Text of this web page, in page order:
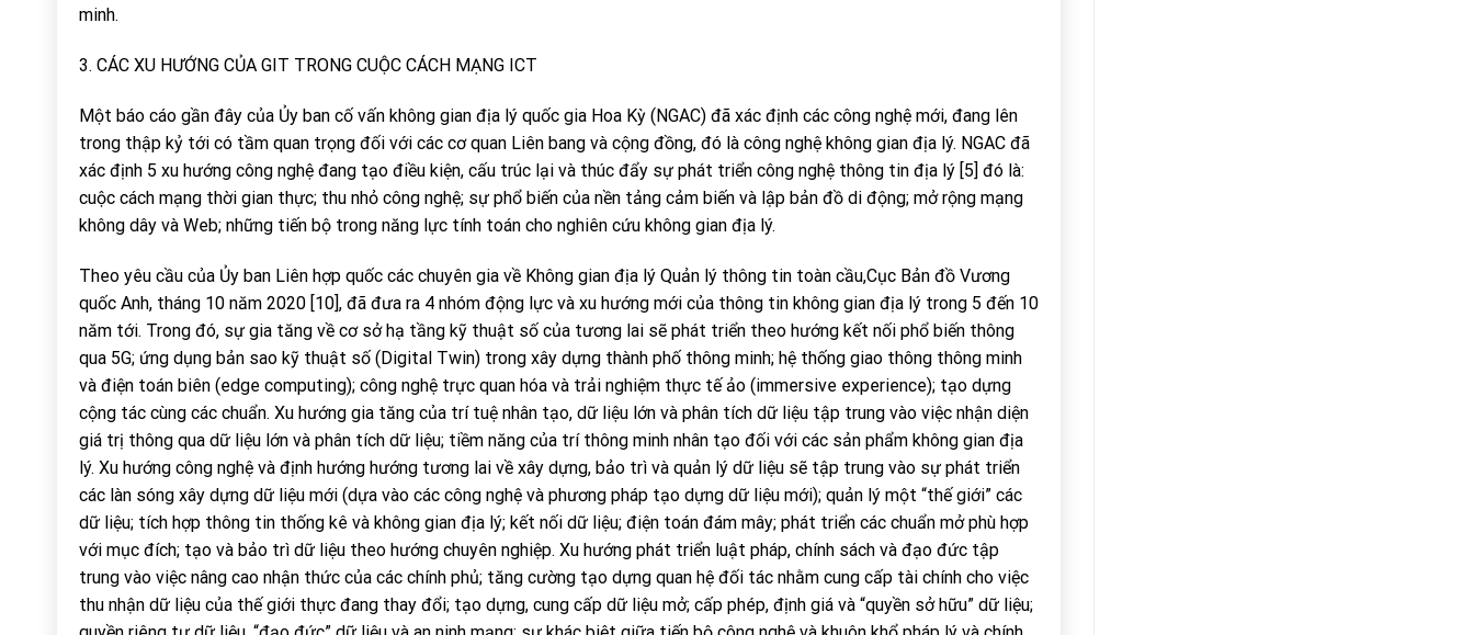
minh.
3. CÁC XU HƯỚNG CỦA GIT TRONG CUỘC CÁCH MẠNG ICT
Một báo cáo gần đây của Ủy ban cố vấn không gian địa lý quốc gia Hoa Kỳ (NGAC) đã xác định các công nghệ mới, đang lên
trong thập kỷ tới có tầm quan trọng đối với các cơ quan Liên bang và cộng đồng, đó là công nghệ không gian địa lý. NGAC đã
xác định 5 xu hướng công nghệ đang tạo điều kiện, cấu trúc lại và thúc đẩy sự phát triển công nghệ thông tin địa lý [5] đó là:
cuộc cách mạng thời gian thực; thu nhỏ công nghệ; sự phổ biến của nền tảng cảm biến và lập bản đồ di động; mở rộng mạng
không dây và Web; những tiến bộ trong năng lực tính toán cho nghiên cứu không gian địa lý.
Theo yêu cầu của Ủy ban Liên hợp quốc các chuyên gia về Không gian địa lý Quản lý thông tin toàn cầu,Cục Bản đồ Vương
quốc Anh, tháng 10 năm 2020 [10], đã đưa ra 4 nhóm động lực và xu hướng mới của thông tin không gian địa lý trong 5 đến 10
năm tới. Trong đó, sự gia tăng về cơ sở hạ tầng kỹ thuật số của tương lai sẽ phát triển theo hướng kết nối phổ biến thông
qua 5G; ứng dụng bản sao kỹ thuật số (Digital Twin) trong xây dựng thành phố thông minh; hệ thống giao thông thông minh
và điện toán biên (edge computing); công nghệ trực quan hóa và trải nghiệm thực tế ảo (immersive experience); tạo dựng
cộng tác cùng các chuẩn. Xu hướng gia tăng của trí tuệ nhân tạo, dữ liệu lớn và phân tích dữ liệu tập trung vào việc nhận diện
giá trị thông qua dữ liệu lớn và phân tích dữ liệu; tiềm năng của trí thông minh nhân tạo đối với các sản phẩm không gian địa
lý. Xu hướng công nghệ và định hướng hướng tương lai về xây dựng, bảo trì và quản lý dữ liệu sẽ tập trung vào sự phát triển
các làn sóng xây dựng dữ liệu mới (dựa vào các công nghệ và phương pháp tạo dựng dữ liệu mới); quản lý một “thế giới” các
dữ liệu; tích hợp thông tin thống kê và không gian địa lý; kết nối dữ liệu; điện toán đám mây; phát triển các chuẩn mở phù hợp
với mục đích; tạo và bảo trì dữ liệu theo hướng chuyên nghiệp. Xu hướng phát triển luật pháp, chính sách và đạo đức tập
trung vào việc nâng cao nhận thức của các chính phủ; tăng cường tạo dựng quan hệ đối tác nhằm cung cấp tài chính cho việc
thu nhận dữ liệu của thế giới thực đang thay đổi; tạo dựng, cung cấp dữ liệu mở; cấp phép, định giá và “quyền sở hữu” dữ liệu;